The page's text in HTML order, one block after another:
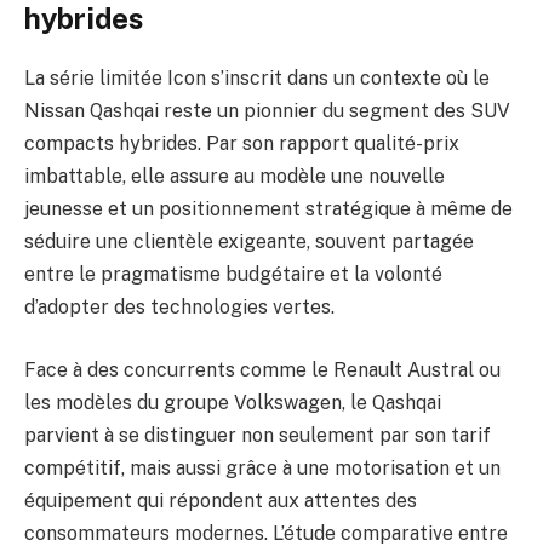
hybrides
La série limitée Icon s’inscrit dans un contexte où le
Nissan Qashqai reste un pionnier du segment des SUV
compacts hybrides. Par son rapport qualité-prix
imbattable, elle assure au modèle une nouvelle
jeunesse et un positionnement stratégique à même de
séduire une clientèle exigeante, souvent partagée
entre le pragmatisme budgétaire et la volonté
d’adopter des technologies vertes.
Face à des concurrents comme le Renault Austral ou
les modèles du groupe Volkswagen, le Qashqai
parvient à se distinguer non seulement par son tarif
compétitif, mais aussi grâce à une motorisation et un
équipement qui répondent aux attentes des
consommateurs modernes. L’étude comparative entre